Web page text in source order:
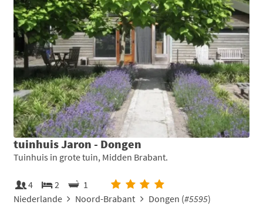
tuinhuis Jaron - Dongen
Tuinhuis in grote tuin, Midden Brabant.
4 2
1
Niederlande
Noord-Brabant Dongen (#5595)